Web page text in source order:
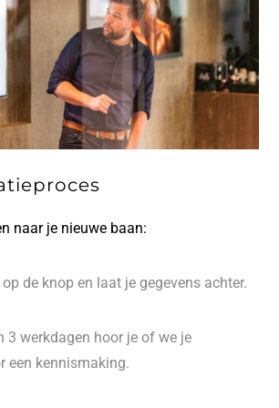
naar je nieuwe baan:
op de knop en laat je gegevens achter.
3 werkdagen hoor je of we je
een kennismaking.